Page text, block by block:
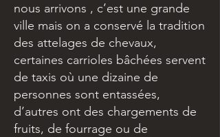
nous arrivons , c’est une grande
ville mais on a conservé la tradition
des attelages de chevaux,
certaines carrioles bâchées servent
de taxis où une dizaine de
personnes sont entassées,
d’autres ont des chargements de
fruits, de fourrage ou de